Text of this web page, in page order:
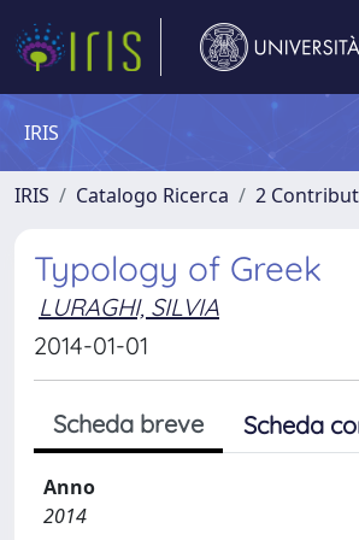
IRIS
IRIS Catalogo Ricerca 2
Typology of Greek
LURAGHI, SILVIA
2014-01-01
Scheda breve Scheda
Anno
2014